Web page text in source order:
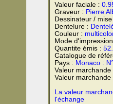
Valeur faciale :
Graveur : Pierre
Dessinateur /
Dentelure :
Couleur :
Mode
Quantite émis :
Catalogue de
Pays : Monaco :
Valeur
Valeur
La valeur
l'échange